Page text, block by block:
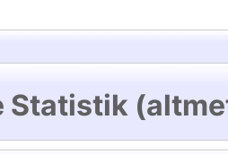
Statistik